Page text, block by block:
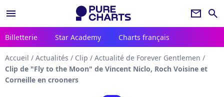
menu newsletter search
Billetterie Star Academy Charts français
Accueil / Actualités / Clip / Actualité de Forever Gentlemen /
Clip de "Fly to the Moon" de Vincent Niclo, Roch Voisine et
Corneille en crooners